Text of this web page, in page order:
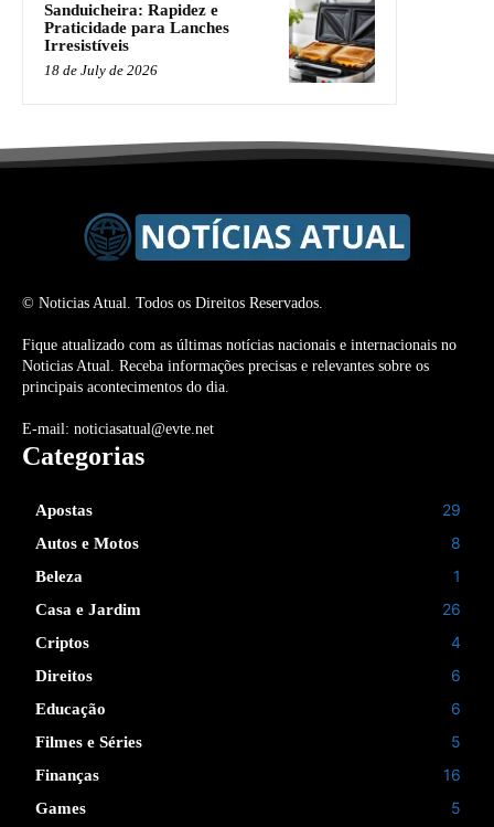
Sanduicheira: Rapidez e
Praticidade para Lanches
Irresistíveis
18 de July de 2026
© Noticias Atual. Todos os Direitos Reservados.
Fique atualizado com as últimas notícias nacionais e internacionais no
Noticias Atual. Receba informações precisas e relevantes sobre os
principais acontecimentos do dia.
E-mail: noticiasatual@evte.net
Categorias
Apostas 29
Autos e Motos 8
Beleza 1
Casa e Jardim 26
Criptos 4
Direitos 6
Educação 6
Filmes e Séries 5
Finanças 16
Games 5